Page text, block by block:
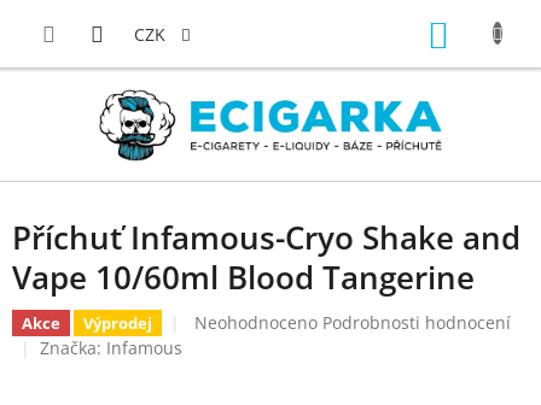
CZK
Příchuť Infamous-Cryo Shake and
Vape 10/60ml Blood Tangerine
Akce Výprodej
Průměrné
Neohodnoceno Podrobnosti hodnocení
Značka: Infamous